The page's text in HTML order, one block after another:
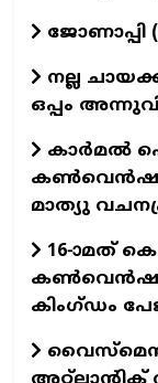
നല്ല
ഒപ്പം
കാർമൽ
മാത്യു
16-ാമത്
കിംഗ്ഡം